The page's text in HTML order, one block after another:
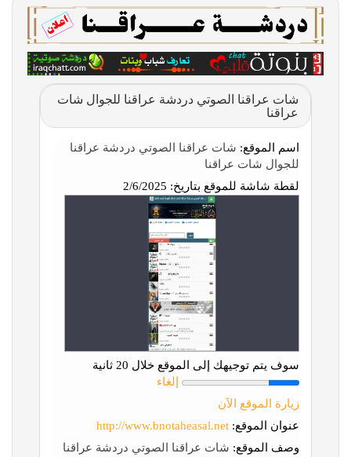
شات عراقنا الصوتي دردشة عراقنا للجوال شات
عراقنا
اسم الموقع: شات عراقنا الصوتي دردشة عراقنا
للجوال شات عراقنا
لقطة شاشة للموقع بتاريخ:
سوف يتم توجيهك إلى الموقع خلال 20 ثانية
إلغاء
زيارة الموقع الآن
عنوان الموقع: http://www.bnotaheasal.net
وصف الموقع: شات عراقنا الصوتي دردشة عراقنا